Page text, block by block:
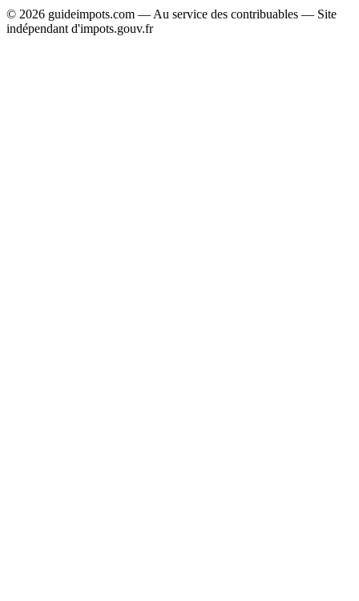
© 2026 guideimpots.com — Au service des contribuables — Site
indépendant d'impots.gouv.fr